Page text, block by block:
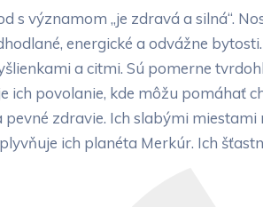
s významom „je zdravá a silná“.
energické a odvážne
a citmi. Sú pomerne
ich povolanie, kde môžu pomáhať
zdravie. Ich slabými
ich planéta Merkúr. Ich